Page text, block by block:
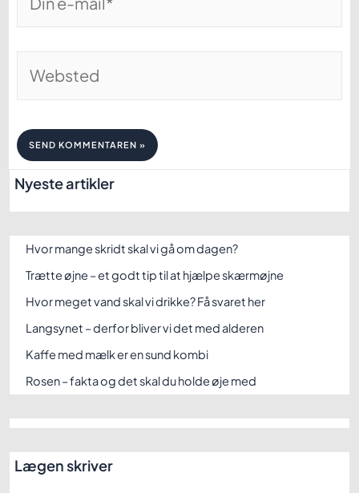
e-
Nyeste artikler
Hvor mange skridt skal vi gå om dagen?
Trætte øjne – et godt tip til at hjælpe skærmøjne
Hvor meget vand skal vi drikke? Få svaret her
Langsynet – derfor bliver vi det med alderen
Kaffe med mælk er en sund kombi
Rosen – fakta og det skal du holde øje med
Lægen skriver